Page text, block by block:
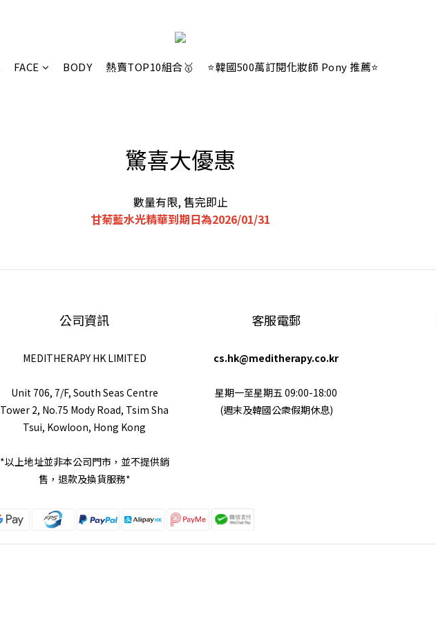
FACE BODY 熱賣TOP10組合🥇 ⭐韓國500萬訂閱化妝師 Pony 推薦⭐
驚喜大優惠
數量有限, 售完即止
甘菊藍水光精華到期日為2026/01/31
公司資訊
MEDITHERAPY HK LIMITED
Unit 706, 7/F, South Seas Centre
Tower 2, No.75 Mody Road, Tsim Sha
Tsui, Kowloon, Hong Kong
*以上地址並非本公司門市，並不提供銷
售，退款及換貨服務*
客服電郵
cs.hk@meditherapy.co.kr
星期一至星期五 09:00-18:00
(週末及韓國公衆假期休息)